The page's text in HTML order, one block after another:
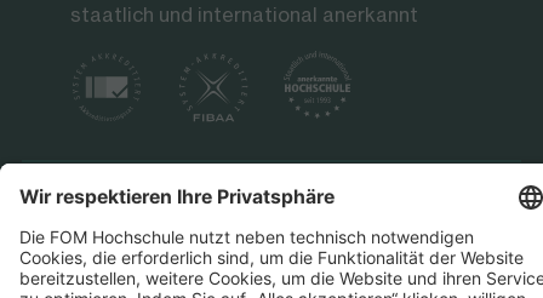
staatlich und international anerkannt
Datenschutz Impressum